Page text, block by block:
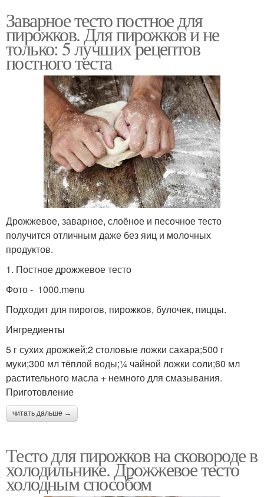
Заварное тесто постное для
пирожков. Для пирожков и не
только: 5 лучших рецептов
постного теста
Дрожжевое, заварное, слоёное и песочное тесто
получится отличным даже без яиц и молочных
продуктов.
1. Постное дрожжевое тесто
Фото - 1000.menu
Подходит для пирогов, пирожков, булочек, пиццы.
Ингредиенты
5 г сухих дрожжей;2 столовые ложки сахара;500 г
муки;300 мл тёплой воды;¼ чайной ложки соли;60 мл
растительного масла + немного для смазывания.
Приготовление
читать дальше →
Тесто для пирожков на сковороде в
холодильнике. Дрожжевое тесто
холодным способом